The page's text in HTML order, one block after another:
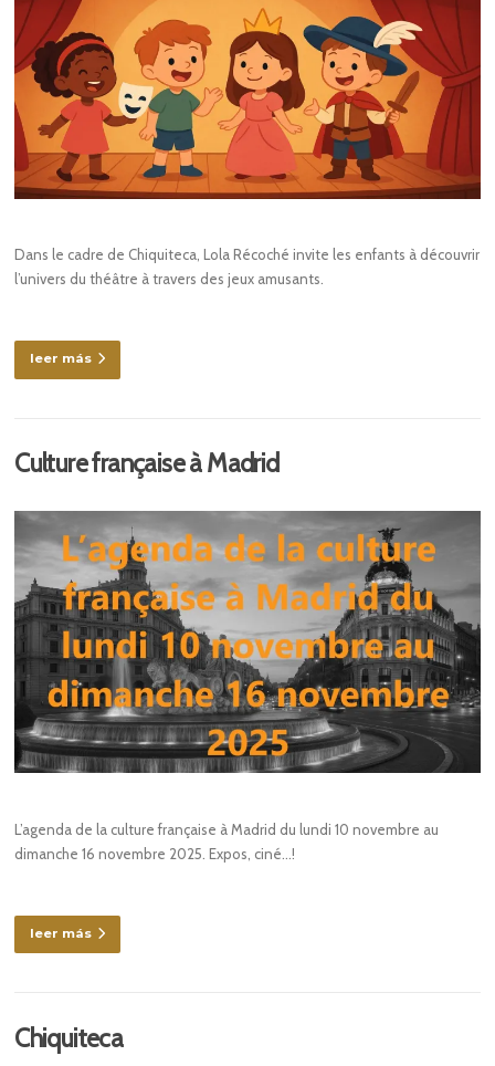
Dans le cadre de Chiquiteca, Lola Récoché invite les enfants à découvrir
l’univers du théâtre à travers des jeux amusants.
leer más
Culture française à Madrid
L’agenda de la culture française à Madrid du lundi 10 novembre au
dimanche 16 novembre 2025. Expos, ciné…!
leer más
Chiquiteca